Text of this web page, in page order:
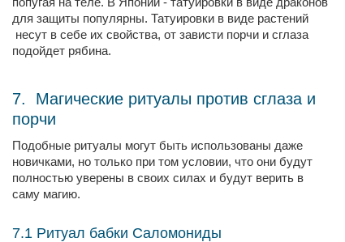
для защиты популярны. Татуировки в виде растений
несут в себе их свойства, от зависти порчи и сглаза
подойдет рябина.
7. Магические ритуалы против сглаза и
порчи
Подобные ритуалы могут быть использованы даже
новичками, но только при том условии, что они будут
полностью уверены в своих силах и будут верить в
саму магию.
7.1 Ритуал бабки Саломониды